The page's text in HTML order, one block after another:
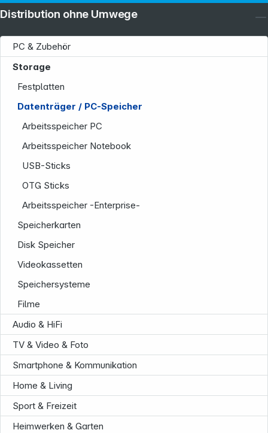
PC & Zubehör
Storage
Festplatten
Datenträger / PC-Speicher
Arbeitsspeicher PC
Arbeitsspeicher Notebook
USB-Sticks
OTG Sticks
Arbeitsspeicher -Enterprise-
Speicherkarten
Disk Speicher
Videokassetten
Speichersysteme
Filme
Audio & HiFi
TV & Video & Foto
Smartphone & Kommunikation
Home & Living
Sport & Freizeit
Heimwerken & Garten
Distribution ohne Umwege
Service